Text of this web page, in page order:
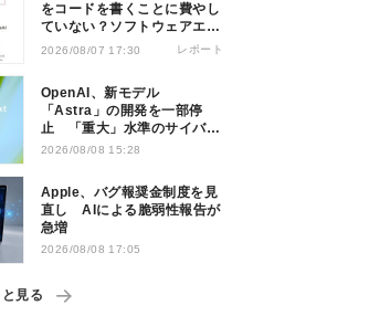
をコードを書くことに費やし
ていない？ソフトウェアエン
ジニアリングにおけるAIの8
2026/08/07 17:30 レポート
OpenAI、新モデル
「Astra」の開発を一部停
止 「重大」水準のサイバー
攻撃能力の可能性
2026/08/08 15:28
Apple、バグ報奨金制度を見
直し AIによる脆弱性報告が
急増
2026/08/08 17:05
見る